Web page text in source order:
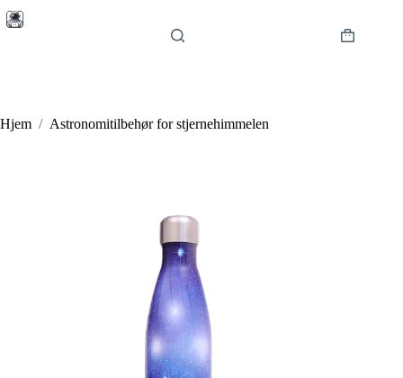
til
Hjem / Astronomitilbehør for stjernehimmelen